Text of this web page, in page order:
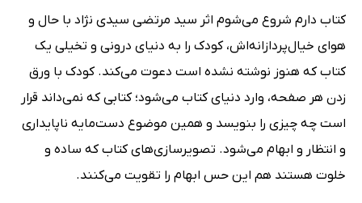
کتاب دارم شروع می‌شوم اثر سید مرتضی سیدی نژاد با حال و
هوای خیال‌پردازانه‌اش، کودک را به دنیای درونی و تخیلی یک
کتاب که هنوز نوشته نشده است دعوت می‌کند. کودک با ورق
زدن هر صفحه، وارد دنیای کتاب می‌شود؛ کتابی که نمی‌داند قرار
است چه چیزی را بنویسد و همین موضوع دست‌مایه ناپایداری
و انتظار و ابهام می‌شود. تصویرسازی‌های کتاب که ساده و
خلوت هستند هم این حس ابهام را تقویت می‌کنند.